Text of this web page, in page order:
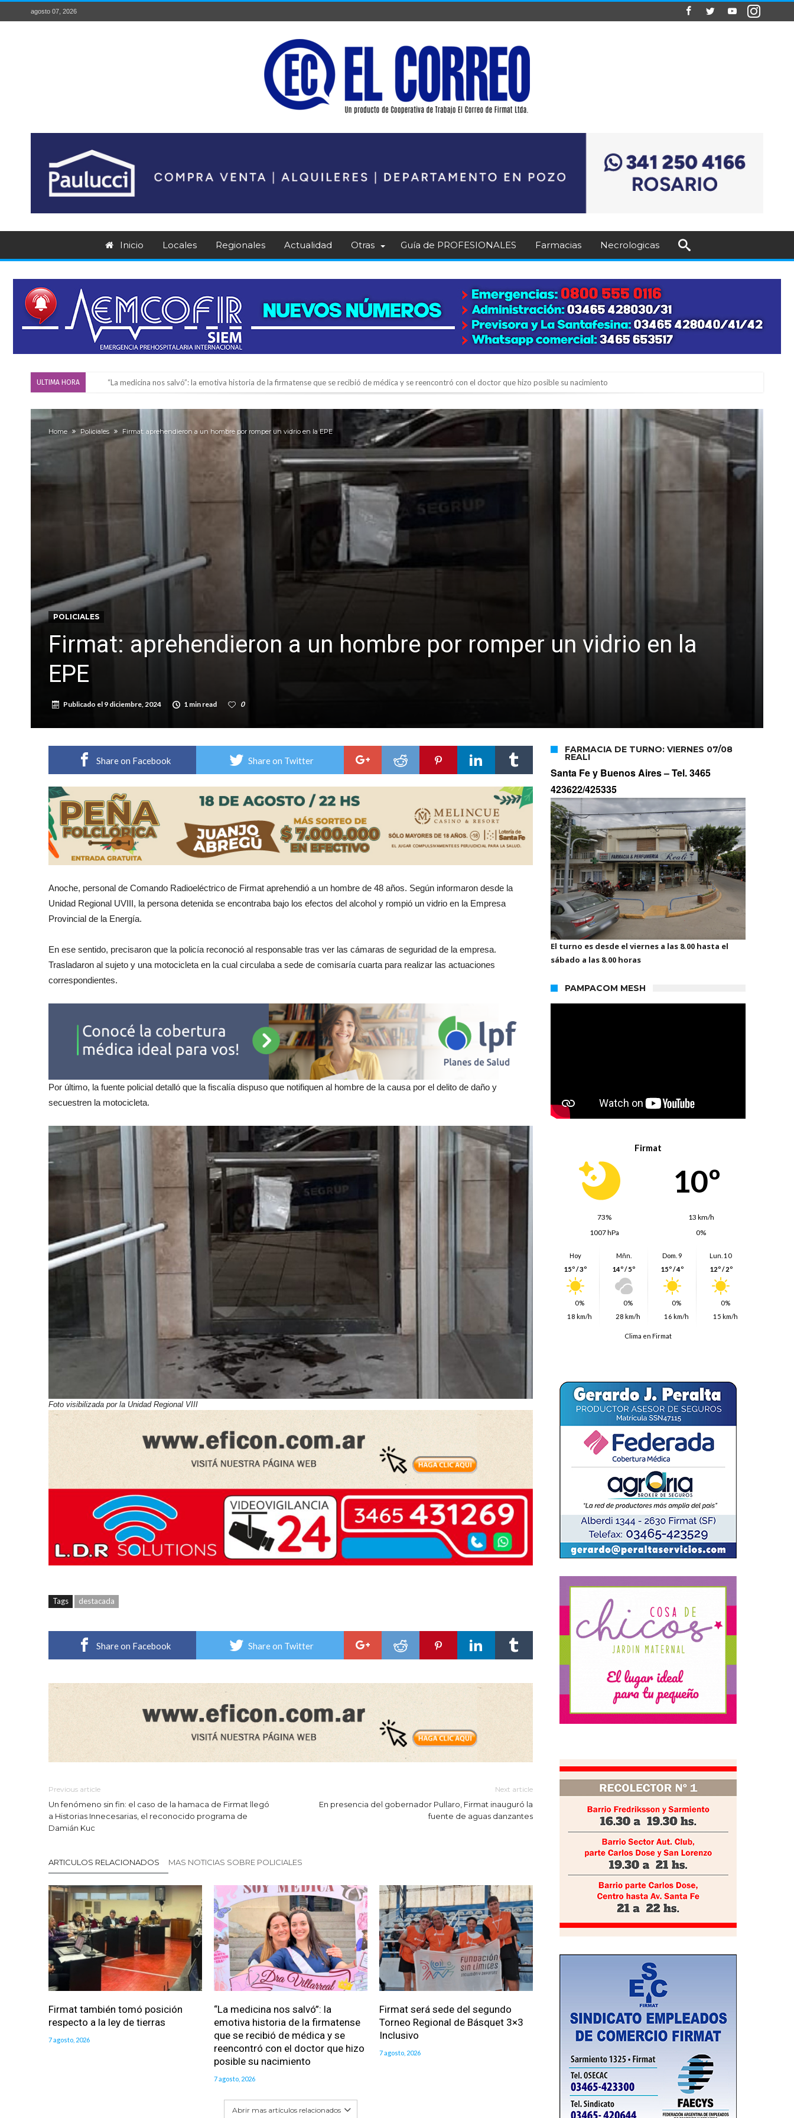
agosto 07, 2026
Inicio Locales Regionales Actualidad Otras Guía de PROFESIONALES Farmacias Necrologicas
ULTIMA HORA “La medicina nos salvó”: la emotiva historia de la firmatense que se recibió de médica y se reencontró con el doctor que hizo posible su nacimiento
Vassalli: en potencial y con fechas diferidas, la empresa reformula sus anuncios a los trabajadores
Firmat: avanza la investigación de dos empleadas del Juzgado de Faltas por presuntas irregularidades
Villada: el viento provocó el desprendimiento del techo del galpón del ferrocarril
Violento robo en la zona rural de Firmat: maniataron a una pareja de adultos mayores
Colecta solidaria de juguetes en Firmat para el EPI y el Hospital Vilela
Firmat: “Codo a codo” lanza una campaña de recolección de golosinas para agasajar a los niños en su día
Vuelve el básquet: este viernes arranca el Clausura con agenda confirmada y planteles renovados
Güemes y Mariano Vera
Home Policiales Firmat: aprehendieron a un hombre por romper un vidrio en la EPE
POLICIALES
Firmat: aprehendieron a un hombre por romper un vidrio en la
EPE
Publicado el 9 diciembre, 2024 1 min read 0
Share on Facebook Share on Twitter
Anoche, personal de Comando Radioeléctrico de Firmat aprehendió a un hombre de 48 años. Según informaron desde la
Unidad Regional UVIII, la persona detenida se encontraba bajo los efectos del alcohol y rompió un vidrio en la Empresa
Provincial de la Energía.
En ese sentido, precisaron que la policía reconoció al responsable tras ver las cámaras de seguridad de la empresa.
Trasladaron al sujeto y una motocicleta en la cual circulaba a sede de comisaría cuarta para realizar las actuaciones
correspondientes.
Por último, la fuente policial detalló que la fiscalía dispuso que notifiquen al hombre de la causa por el delito de daño y
secuestren la motocicleta.
Foto visibilizada por la Unidad Regional VIII
Tags destacada
Share on Facebook Share on Twitter
Previous article
Un fenómeno sin fin: el caso de la hamaca de Firmat llegó
a Historias Innecesarias, el reconocido programa de
Damián Kuc
Next article
En presencia del gobernador Pullaro, Firmat inauguró la
fuente de aguas danzantes
ARTICULOS RELACIONADOS MAS NOTICIAS SOBRE POLICIALES
Firmat también tomó posición
respecto a la ley de tierras
7 agosto, 2026
“La medicina nos salvó”: la
emotiva historia de la firmatense
que se recibió de médica y se
reencontró con el doctor que hizo
posible su nacimiento
7 agosto, 2026
Firmat será sede del segundo
Torneo Regional de Básquet 3×3
Inclusivo
7 agosto, 2026
Abrir mas artículos relacionados
FARMACIA DE TURNO: VIERNES 07/08
REALI
Santa Fe y Buenos Aires –Tel. 3465
423622/425335
El turno es desde el viernes a las 8.00 hasta el
sábado a las 8.00 horas
PAMPACOM MESH
Firmat
10º
73%
13 km/h
1007 hPa
0%
Hoy
15º / 3º
0%
18 km/h
Mñn.
14º / 5º
0%
28 km/h
Dom. 9
15º / 4º
0%
16 km/h
Lun. 10
12º / 2º
0%
15 km/h
Clima en Firmat